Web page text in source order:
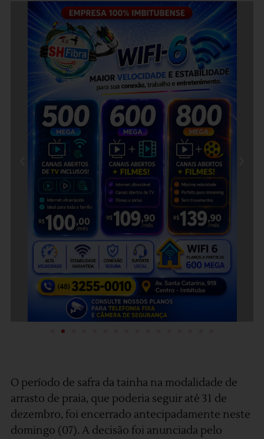
O período de safra da tainha na modalidade de
arrasto de praia, que poderia seguir até 31 de
dezembro, foi encerrado antecipadamente neste
domingo (07). A decisão foi anunciada pelo